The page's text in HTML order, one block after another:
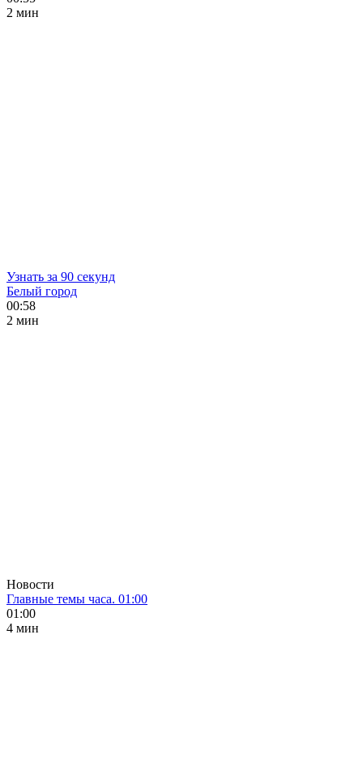
2 мин
Узнать за 90 секунд
Белый город
00:58
2 мин
Новости
Главные темы часа. 01:00
01:00
4 мин